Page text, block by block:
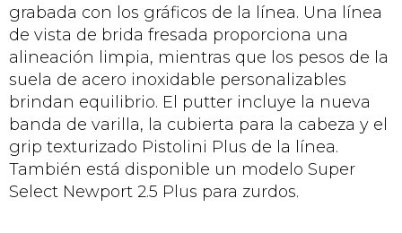
grabada con los gráficos de la línea. Una línea
de vista de brida fresada proporciona una
alineación limpia, mientras que los pesos de la
suela de acero inoxidable personalizables
brindan equilibrio. El putter incluye la nueva
banda de varilla, la cubierta para la cabeza y el
grip texturizado Pistolini Plus de la línea.
También está disponible un modelo Super
Select Newport 2.5 Plus para zurdos.